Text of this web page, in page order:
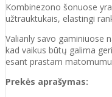
Kombinezono šonuose
užtrauktukais, elastingi
Valianly savo gaminiuose
kad vaikus būtų galima
esant prastam
Prekės aprašymas: